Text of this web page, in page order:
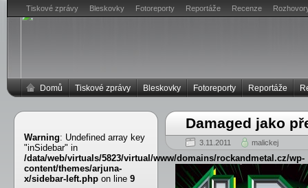
Tiskové zprávy Bleskovky Fotoreporty Reportáže Recenze
Domů Tiskové zprávy Bleskovky Fotoreporty Reportáže
Warning: Undefined array key
"inSidebar" in
/data/web/virtuals/5823/virtual/www/domains/rockandmetal.cz/wp-
content/themes/arjuna-
x/sidebar-left.php on line 9
Damaged jako
3.11.2011 malickej